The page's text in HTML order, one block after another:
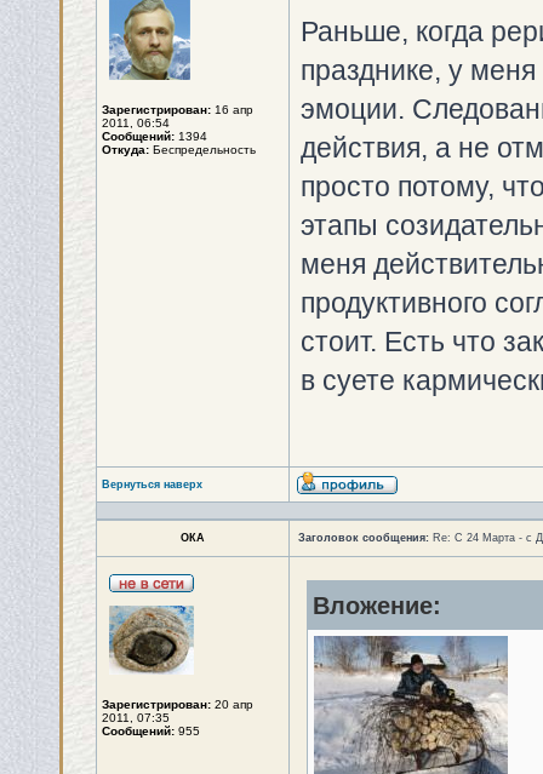
Зарегистрирован: 16 апр
2011, 06:54
Сообщений: 1394
Откуда: Беспредельность
Раньше, когда
празднике, у
эмоции.
действия, а не
просто потому,
этапы
меня
продуктивного
стоит. Есть что
в суете
Вернуться наверх
ОКА Заголовок сообщения: Re: С 24 Марта - с
Зарегистрирован: 20 апр
2011, 07:35
Сообщений: 955
Вложение: